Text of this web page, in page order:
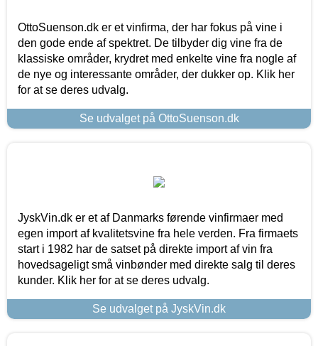
OttoSuenson.dk er et vinfirma, der har fokus på vine i
den gode ende af spektret. De tilbyder dig vine fra de
klassiske områder, krydret med enkelte vine fra nogle af
de nye og interessante områder, der dukker op. Klik her
for at se deres udvalg.
Se udvalget på OttoSuenson.dk
JyskVin.dk er et af Danmarks førende vinfirmaer med
egen import af kvalitetsvine fra hele verden. Fra firmaets
start i 1982 har de satset på direkte import af vin fra
hovedsageligt små vinbønder med direkte salg til deres
kunder. Klik her for at se deres udvalg.
Se udvalget på JyskVin.dk